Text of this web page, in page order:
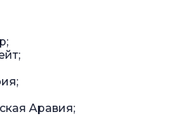
Аравия;